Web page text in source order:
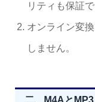
リティも保証で
オンライン変
しません。
二、M4AとMP3